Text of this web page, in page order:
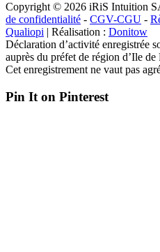
Copyright © 2026 iRiS Intuition
de confidentialité - CGV-CGU -
Qualiopi | Réalisation : Donitow
Déclaration d’activité enregistrée
auprès du préfet de région d’Ile de
Cet enregistrement ne vaut pas
Pin It on Pinterest